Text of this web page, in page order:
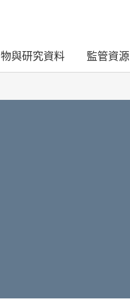
與研究資料 監管資源